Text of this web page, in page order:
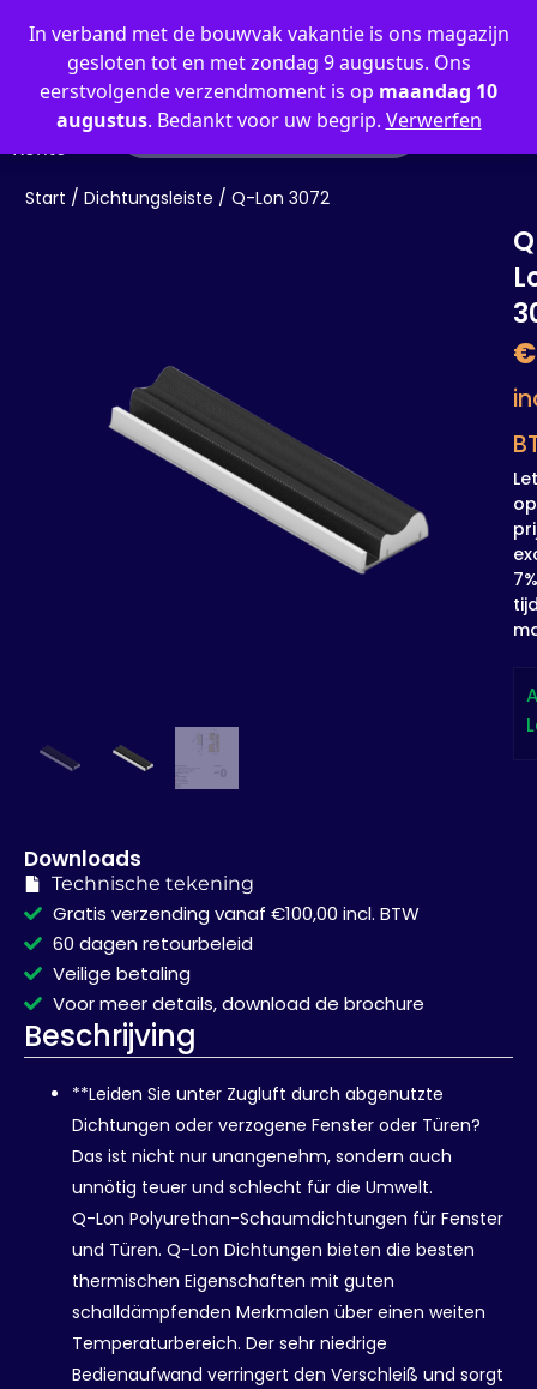
In verband met de bouwvak vakantie is ons magazijn
gesloten tot en met zondag 9 augustus. Ons
eerstvolgende verzendmoment is op maandag 10
augustus. Bedankt voor uw begrip. Verwerfen
Mein
Konto
Start / Dichtungsleiste / Q-Lon 3072
€
Let
7%
Downloads
Technische tekening
Gratis verzending vanaf €100,00 incl. BTW
60 dagen retourbeleid
Veilige betaling
Voor meer details, download de brochure
Beschrijving
**Leiden Sie unter Zugluft durch abgenutzte
Dichtungen oder verzogene Fenster oder Türen?
Das ist nicht nur unangenehm, sondern auch
unnötig teuer und schlecht für die Umwelt.
Q-Lon Polyurethan-Schaumdichtungen für Fenster
und Türen. Q-Lon Dichtungen bieten die besten
thermischen Eigenschaften mit guten
schalldämpfenden Merkmalen über einen weiten
Temperaturbereich. Der sehr niedrige
Bedienaufwand verringert den Verschleiß und sorgt